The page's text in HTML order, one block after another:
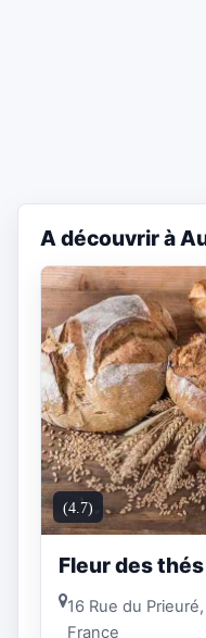
A découvrir à
(4.7)
Fleur des thés
16 Rue du
France